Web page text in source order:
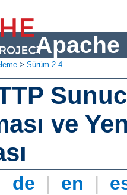
Apache
> Sürüm 2.4
ve
de | en |